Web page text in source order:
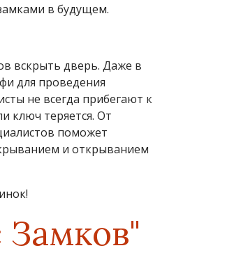
в будущем.
вскрыть дверь. Даже в
для проведения
не всегда прибегают к
ключ теряется. От
поможет
и открыванием
Замков"